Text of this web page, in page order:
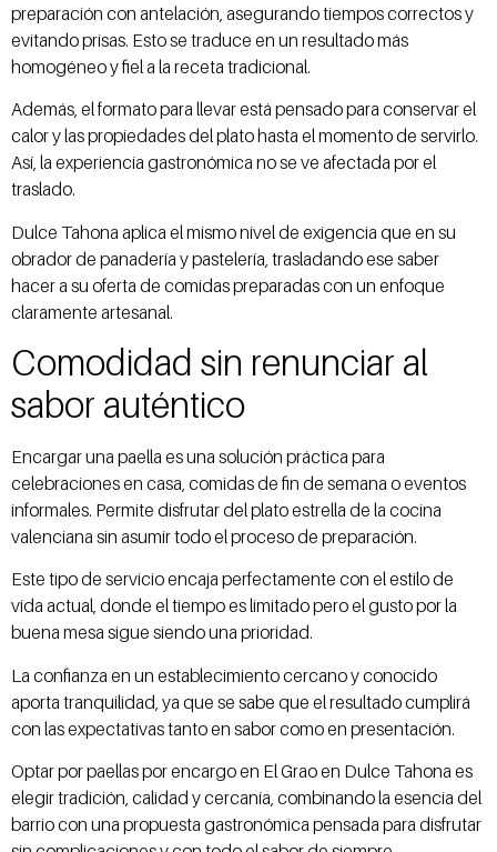
preparación con antelación, asegurando tiempos correctos y
evitando prisas. Esto se traduce en un resultado más
homogéneo y fiel a la receta tradicional.
Además, el formato para llevar está pensado para conservar el
calor y las propiedades del plato hasta el momento de servirlo.
Así, la experiencia gastronómica no se ve afectada por el
traslado.
Dulce Tahona aplica el mismo nivel de exigencia que en su
obrador de panadería y pastelería, trasladando ese saber
hacer a su oferta de comidas preparadas con un enfoque
claramente artesanal.
Comodidad sin renunciar al
sabor auténtico
Encargar una paella es una solución práctica para
celebraciones en casa, comidas de fin de semana o eventos
informales. Permite disfrutar del plato estrella de la cocina
valenciana sin asumir todo el proceso de preparación.
Este tipo de servicio encaja perfectamente con el estilo de
vida actual, donde el tiempo es limitado pero el gusto por la
buena mesa sigue siendo una prioridad.
La confianza en un establecimiento cercano y conocido
aporta tranquilidad, ya que se sabe que el resultado cumplirá
con las expectativas tanto en sabor como en presentación.
Optar por paellas por encargo en El Grao en Dulce Tahona es
elegir tradición, calidad y cercanía, combinando la esencia del
barrio con una propuesta gastronómica pensada para disfrutar